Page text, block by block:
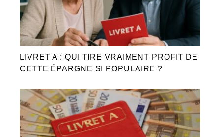
LIVRET A : QUI TIRE VRAIMENT PROFIT DE
CETTE ÉPARGNE SI POPULAIRE ?